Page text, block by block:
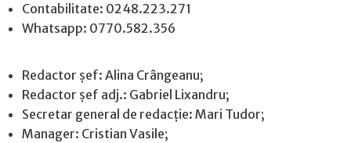
Contabilitate: 0248.223.271
Whatsapp: 0770.582.356
Redactor șef: Alina Crângeanu;
Redactor șef adj.: Gabriel Lixandru;
Secretar general de redacție: Mari Tudor;
Manager: Cristian Vasile;